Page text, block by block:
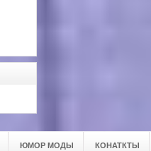
ЮМОР МОДЫ КОНАТКТЫ